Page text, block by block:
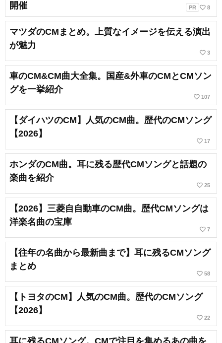
開催
PR favorite_border 8
マツダのCMまとめ。上質なイメージを伝える演出
が魅力
favorite_border 3
車のCM&CM曲大全集。国産&外車のCMとCMソン
グを一挙紹介
favorite_border 107
【ダイハツのCM】人気のCM曲。歴代のCMソング
【2026】
favorite_border 17
ホンダのCM曲。耳に残る歴代CMソングと話題の
楽曲を紹介
favorite_border 25
【2026】三菱自自動車のCM曲。歴代CMソングは
洋楽名曲の宝庫
favorite_border 7
【往年の名曲から最新曲まで】耳に残るCMソング
まとめ
favorite_border 58
【トヨタのCM】人気のCM曲。歴代のCMソング
【2026】
favorite_border 22
耳に残るCMソング。CMで注目を集めるあの曲を